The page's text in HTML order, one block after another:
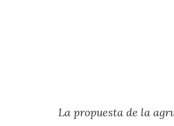
La propuesta de la